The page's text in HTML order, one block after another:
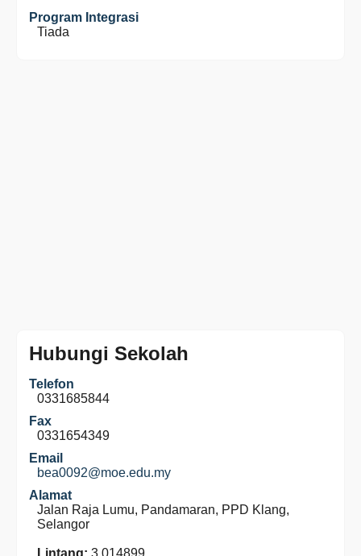
Program Integrasi
Tiada
Hubungi Sekolah
Telefon
0331685844
Fax
0331654349
Email
bea0092@moe.edu.my
Alamat
Jalan Raja Lumu, Pandamaran, PPD Klang,
Selangor
Lintang: 3.014899